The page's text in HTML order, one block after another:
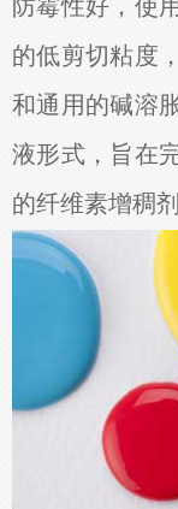
防霉性好，使
的低剪切粘度
和通用的碱溶
液形式，旨在
的纤维素增稠剂